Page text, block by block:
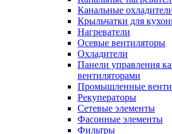
Канальные
Крыльчатки для
Нагреватели
Осевые вентиляторы
Охладители
Панели управления
вентиляторами
Промышленные
Рекуператоры
Сетевые элементы
Фасонные элементы
Фильтры